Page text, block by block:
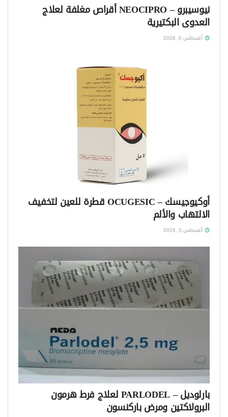
نيوسيبرو – NEOCIPRO أقراص مغلفة لعلاج
العدوى البكتيرية
أغسطس 6, 2026
أوكيوجيسك – OCUGESIC قطرة للعين لتخفيف
الالتهاب والألم
أغسطس 5, 2026
بارلوديل – PARLODEL لعلاج فرط هرمون
البرولاكتين ومرض باركنسون